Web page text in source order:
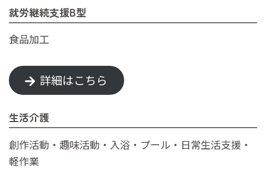
就労継続支援B型
食品加工
詳細はこちら
生活介護
創作活動・趣味活動・入浴・プール・日常生活支援・
軽作業